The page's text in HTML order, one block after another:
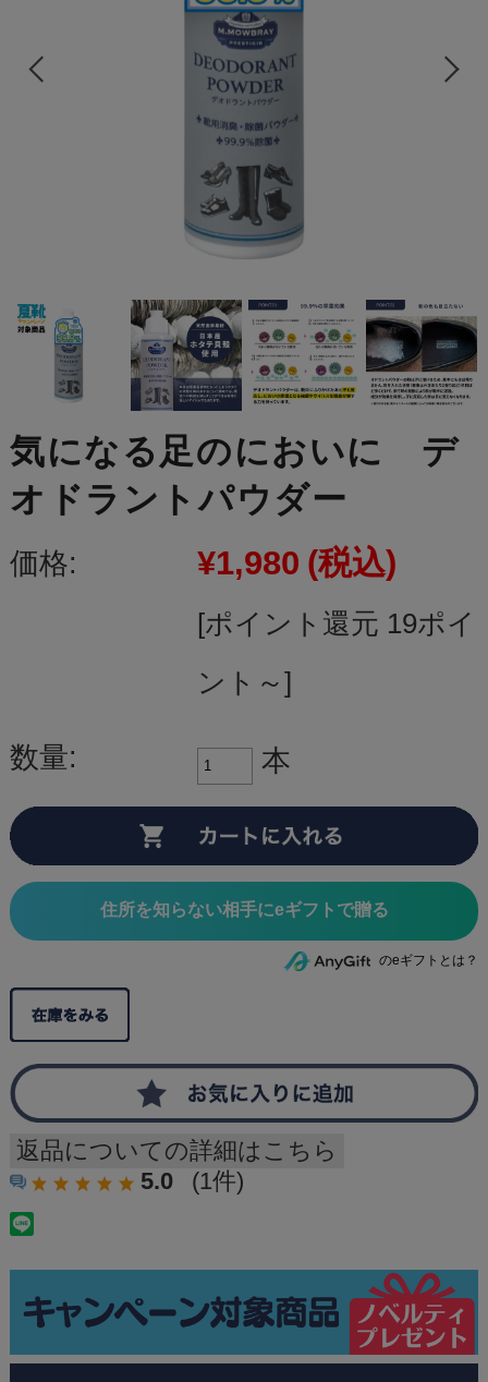
気になる足のにおいに デ
オドラントパウダー
価格: ¥1,980 (税込)
[ポイント還元 19ポイ
ント～]
数量: 本
住所を知らない相手にeギフトで贈る
のeギフトとは？
返品についての詳細はこちら
5.0
(1件)